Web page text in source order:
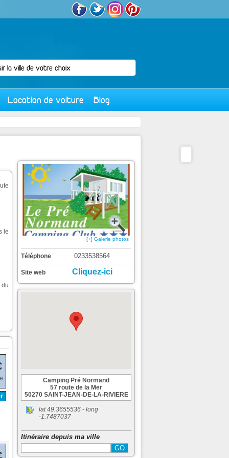
Location de voiture Blog
le
[+] Galerie photos
Téléphone 0233538564
Site web Cliquez-ici
Camping Pré Normand
57 route de la Mer
50270 SAINT-JEAN-DE-LA-RIVIERE
lat49.3655536 - long
-1.7487037
Itinéraire depuis ma ville